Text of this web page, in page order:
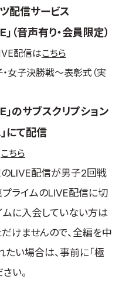
則
ご案内
部・保護者の方へ
部・壮年部の方
お申し込み
る質問
トについて
バシーポリシー
マップ
配信サービス
（音声有り・会員限定）
配信はこちら
女子決勝戦～表彰式（実
のサブスクリプション
にて配信
こちら
LIVE配信が男子2回戦
ライムのLIVE配信に切
ムに入会していない方は
けませんので、全編を中
たい場合は、事前に「極
い。